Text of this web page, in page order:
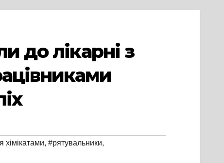
до лікарні з
хімікатами, #рятувальники,